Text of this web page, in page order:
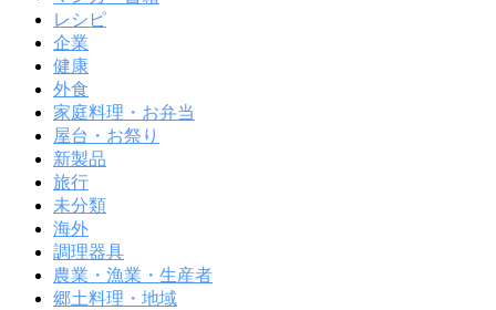
レシピ
企業
健康
外食
家庭料理・お弁当
屋台・お祭り
新製品
旅行
未分類
海外
調理器具
農業・漁業・生産者
郷土料理・地域